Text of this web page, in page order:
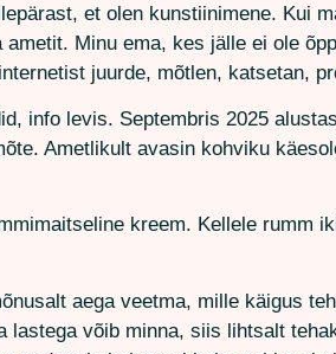
et olen kunstiinimene. Kui
Minu ema, kes jälle ei ole
juurde, mõtlen, katsetan,
info levis. Septembris 2025
Ametlikult avasin kohviku
kreem. Kellele rumm
aega veetma, mille käigus
lastega võib minna, siis lihtsalt